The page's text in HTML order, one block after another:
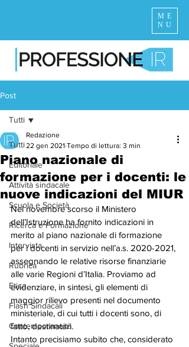
ME
NU
Post
Tutti
Editoriale
Attività sindacale
Scuola e Società
Ricerca e Formazione
Intervista
Rubrica
Etica
Flash Sindacali
Contemporaneità
Tutti
Piano nazionale di
formazione per i docenti: le
nuove indicazioni del MIUR
Redazione
22 gen 2021 Tempo di lettura: 3 min
Nel novembre scorso il Ministero
dell’Istruzione ha fornito indicazioni in
merito al piano nazionale di formazione
per i docenti in servizio nell’a.s. 2020-2021,
assegnando le relative risorse finanziarie
alle varie Regioni d’Italia. Proviamo ad
evidenziare, in sintesi, gli elementi di
maggior rilievo presenti nel documento
ministeriale, di cui tutti i docenti sono, di
fatto, destinatari.
Intanto precisiamo subito che, considerato